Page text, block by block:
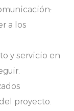
a los
y servicio en
proyecto.